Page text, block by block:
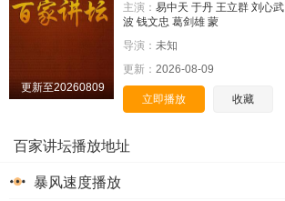
更新至20260809
主演： 易中天 于丹 王立群 刘心武
波 钱文忠 葛剑雄 蒙
导演： 未知
更新： 2026-08-09
立即播放 收藏
百家讲坛播放地址
暴风速度播放